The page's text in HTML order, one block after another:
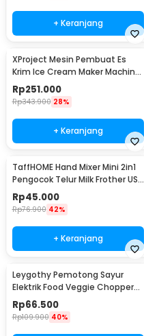
+ Keranjang
XProject Mesin Pembuat Es
Krim Ice Cream Maker Machine
200W - JG-10
Rp251.000
Rp343.900 28%
+ Keranjang
TaffHOME Hand Mixer Mini 2in1
Pengocok Telur Milk Frother USB
Charge - HMW1
Rp45.000
Rp76.900 42%
+ Keranjang
Leygothy Pemotong Sayur
Elektrik Food Veggie Chopper
Portable 4in1 - LE40
Rp66.500
Rp109.900 40%